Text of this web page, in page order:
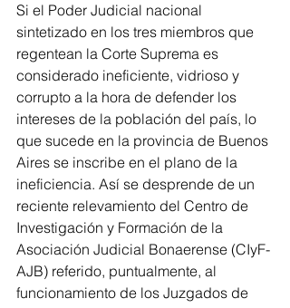
Si el Poder Judicial nacional
sintetizado en los tres miembros que
regentean la Corte Suprema es
considerado ineficiente, vidrioso y
corrupto a la hora de defender los
intereses de la población del país, lo
que sucede en la provincia de Buenos
Aires se inscribe en el plano de la
ineficiencia. Así se desprende de un
reciente relevamiento del Centro de
Investigación y Formación de la
Asociación Judicial Bonaerense (CIyF-
AJB) referido, puntualmente, al
funcionamiento de los Juzgados de